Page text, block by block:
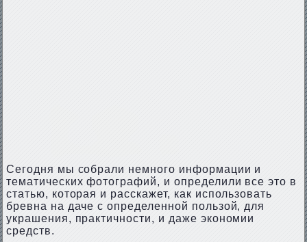
Сегодня мы собрали немного информации и
тематических фотографий, и определили все это в
статью, которая и расскажет, как использовать
бревна на даче с определенной пользой, для
украшения, практичности, и даже экономии
средств.